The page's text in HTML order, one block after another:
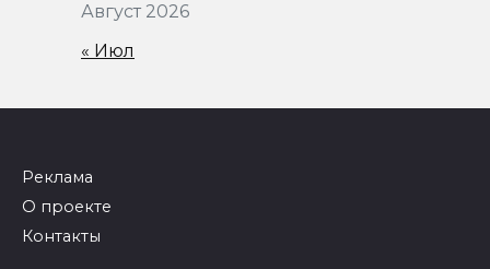
Август 2026
« Июл
Реклама
О проекте
Контакты